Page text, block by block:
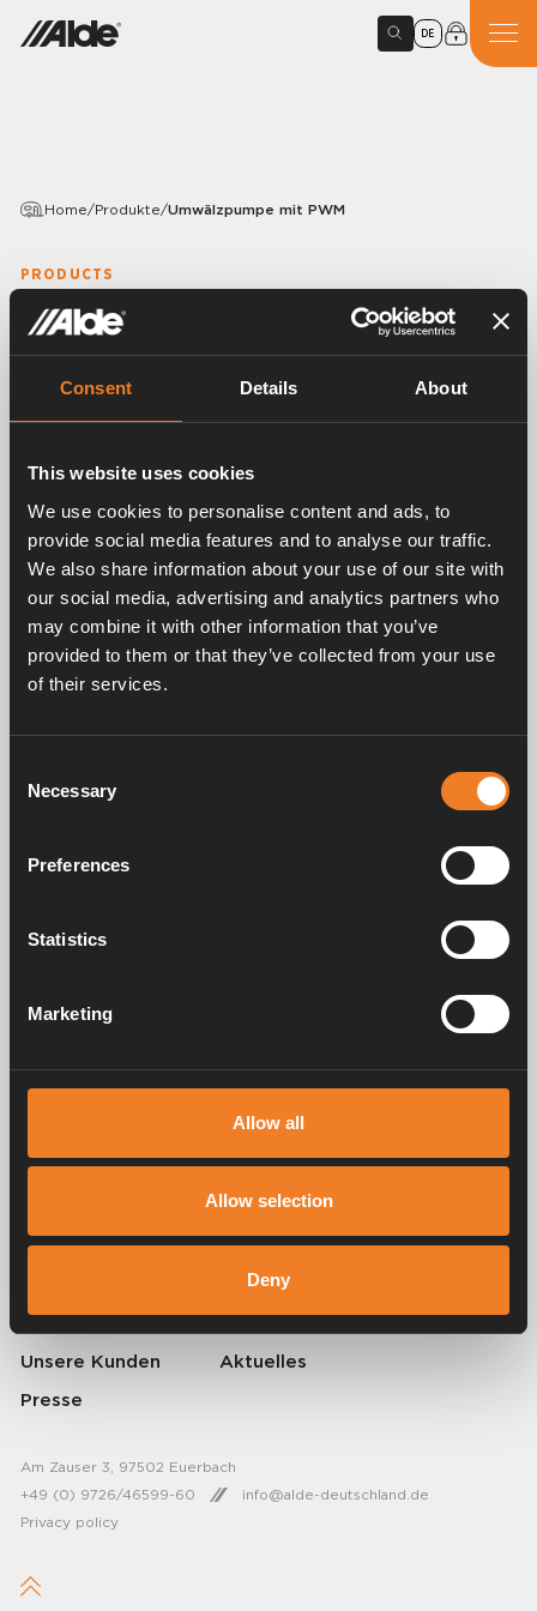
Consent Details About
This website uses cookies
We use cookies to personalise content and ads, to
provide social media features and to analyse our traffic.
We also share information about your use of our site with
our social media, advertising and analytics partners who
may combine it with other information that you’ve
provided to them or that they’ve collected from your use
of their services.
Selection
Necessary
Preferences
Statistics
Marketing
Allow all
Allow selection
Deny
DE
Home/Produkte/Umwälzpumpe mit PWM
PRODUCTS
Umwälzpumpe mit PWM
Anschluss an die Bedieneinheit zur Steuerung der
Fünf verschiedene Pumpgeschwindigkeiten.
Stromaufnahme bei 12 Volt: 0,25 – 1,6 A.
Anschluss: Ø 22 mm.
Handbücher und Broschüren
Heizungssysteme für Wohnmobile und Wohnwagen her. Schon damals
haben wir verstanden, wie wichtig es ist, auf Reisen den Komfort von
© 2026 Alde International Systems AB | Part ofTruma Group
Über Alde
Unsere Kunden
Presse
Kontakt Alde
Aktuelles
Privacy policy
Am Zauser 3, 97502 Euerbach
+49 (0) 9726/46599-60
info@alde-deutschland.de